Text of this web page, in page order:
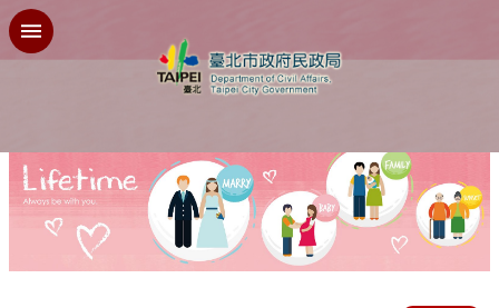
跳到主要內容區塊